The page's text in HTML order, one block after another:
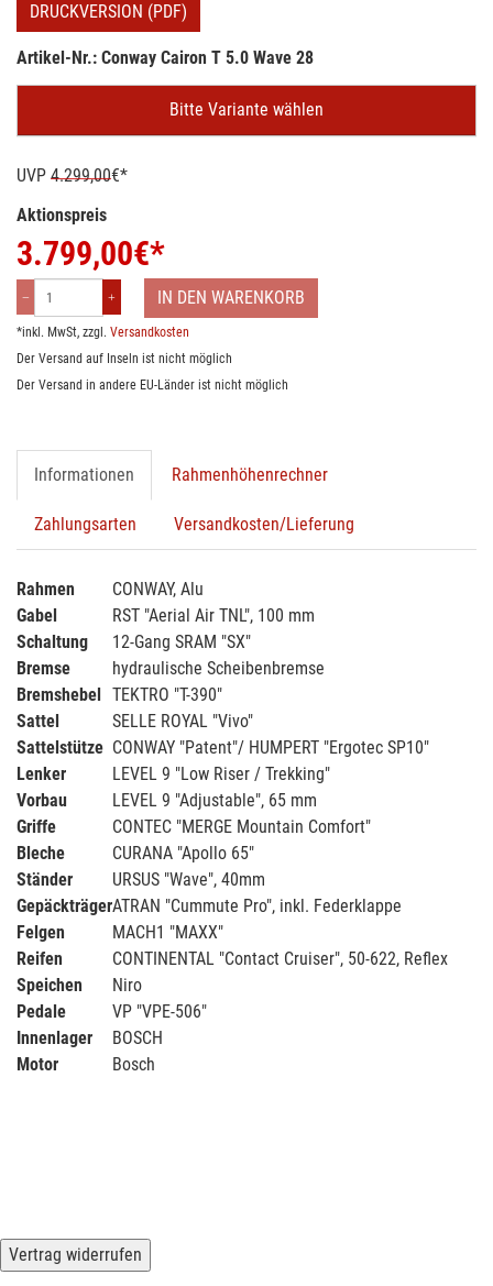
DRUCKVERSION (PDF)
Artikel-Nr.: Conway Cairon T 5.0 Wave 28
Bitte Variante wählen
UVP 4.299,00€*
Aktionspreis
3.799,00€*
IN DEN WARENKORB
*inkl. MwSt, zzgl. Versandkosten
Der Versand auf Inseln ist nicht möglich
Der Versand in andere EU-Länder ist nicht möglich
Informationen Rahmenhöhenrechner
Zahlungsarten Versandkosten/Lieferung
Rahmen
CONWAY, Alu
Gabel
RST "Aerial Air TNL", 100 mm
Schaltung
12-Gang SRAM "SX"
Bremse
hydraulische Scheibenbremse
Bremshebel TEKTRO "T-390"
Sattel
SELLE ROYAL "Vivo"
Sattelstütze CONWAY "Patent"/ HUMPERT "Ergotec SP10"
Lenker
LEVEL 9 "Low Riser / Trekking"
Vorbau
LEVEL 9 "Adjustable", 65 mm
Griffe
CONTEC "MERGE Mountain Comfort"
Bleche
CURANA "Apollo 65"
Ständer
URSUS "Wave", 40mm
GepäckträgerATRAN "Cummute Pro", inkl. Federklappe
Felgen
MACH1 "MAXX"
Reifen
CONTINENTAL "Contact Cruiser", 50-622, Reflex
Speichen
Niro
Pedale
VP "VPE-506"
Innenlager
BOSCH
Motor
Bosch
Vertrag widerrufen